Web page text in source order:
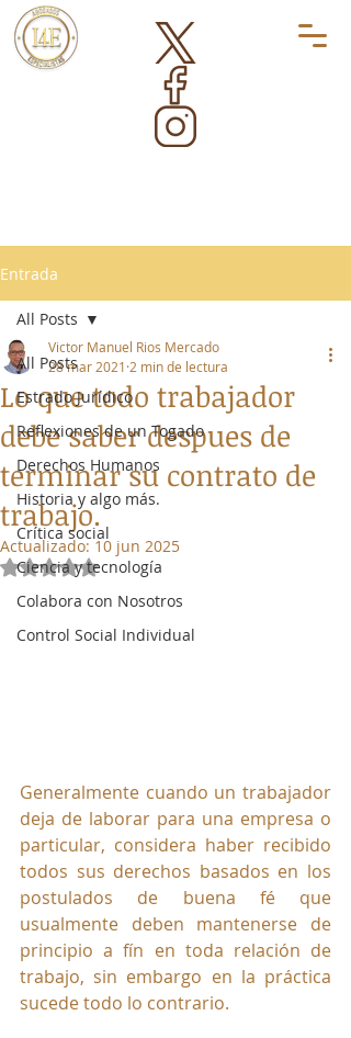
Entrada
All Posts
Estrado Jurídico
Reflexiones de un Togado
Derechos Humanos
Historia y algo más.
Crítica social
Ciencia y tecnología
Colabora con Nosotros
Control Social Individual
All Posts
Lo que todo trabajador
debe saber despues de
terminar su contrato de
trabajo.
Victor Manuel Rios Mercado
28 mar 2021 2 min de lectura
Actualizado:10 jun 2025
Obtuvo NaN de 5 estrellas.
Generalmente cuando un trabajador
deja de laborar para una empresa o
particular, considera haber recibido
todos sus derechos basados en los
postulados de buena fé que
usualmente deben mantenerse de
principio a fín en toda relación de
trabajo, sin embargo en la práctica
sucede todo lo contrario.